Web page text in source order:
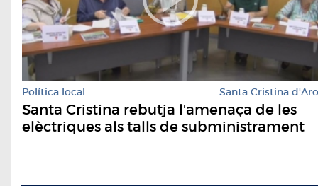
Política local Santa Cristina d'Aro
Santa Cristina rebutja l'amenaça de les
elèctriques als talls de subministrament